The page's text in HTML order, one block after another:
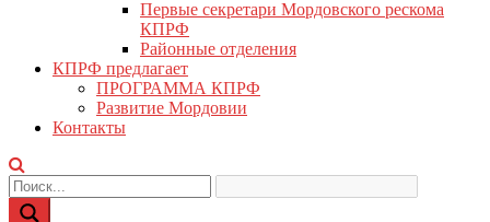
Первые секретари Мордовского рескома
КПРФ
Районные отделения
КПРФ предлагает
ПРОГРАММА КПРФ
Развитие Мордовии
Контакты